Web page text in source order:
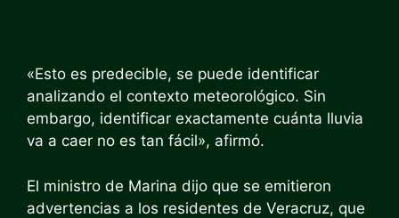
«Esto es predecible, se puede identificar
analizando el contexto meteorológico. Sin
embargo, identificar exactamente cuánta lluvia
va a caer no es tan fácil», afirmó.
El ministro de Marina dijo que se emitieron
advertencias a los residentes de Veracruz, que